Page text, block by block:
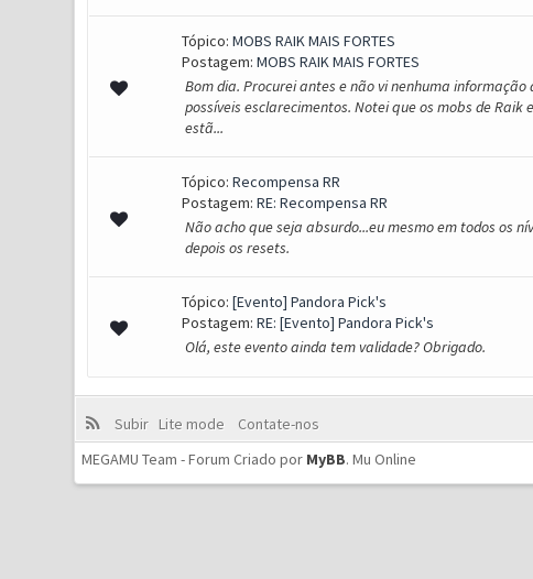
Tópico: MOBS RAIK MAIS FORTES
Postagem: MOBS RAIK MAIS FORTES
Bom dia. Procurei antes e não vi nenhuma
possíveis esclarecimentos. Notei que os mobs de
estã...
Tópico: Recompensa RR
Postagem: RE: Recompensa RR
Não acho que seja absurdo...eu mesmo em todos os
depois os resets.
Tópico: [Evento] Pandora Pick's
Postagem: RE: [Evento] Pandora Pick's
Olá, este evento ainda tem validade? Obrigado.
Subir Lite mode
Contate-nos
MEGAMU Team - Forum Criado por MyBB.Mu Online